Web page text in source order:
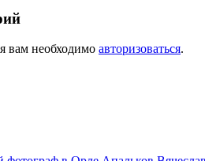
вам необходимо авторизоваться.